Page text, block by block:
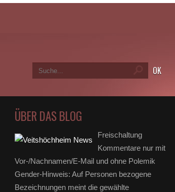
ÜBER DAS BLOG
Freischaltung
Kommentare nur mit
Vor-/Nachnamen/E-Mail und ohne Polemik
Gender-Hinweis: Auf Personen bezogene
Bezeichnungen meint die gewählte